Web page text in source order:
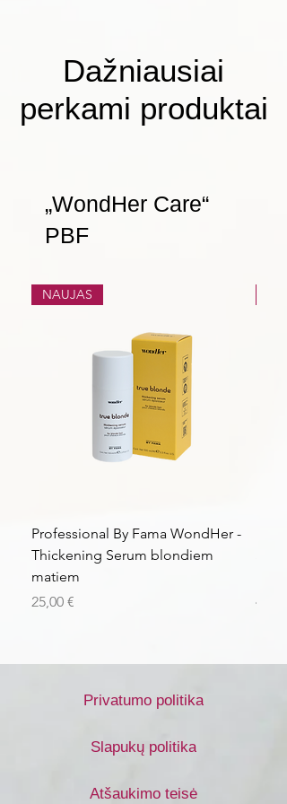
Dažniausiai
perkami produktai
„WondHer Care“
PBF
NAUJAS
Professional By Fama WondHer -
Thickening Serum blondiem
matiem
Kaina
25,00 €
Kaina
43,56
Privatumo politika
Slapukų politika
Atšaukimo teisė